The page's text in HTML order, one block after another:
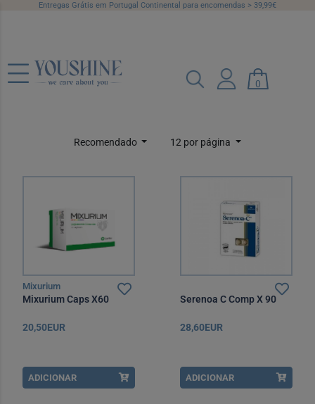
Entregas Grátis em Portugal Continental para encomendas > 39,99€
0
Suplementos
Recomendado 12 por página
Mixurium
Mixurium Caps X60
20,50EUR
ADICIONAR
Serenoa C Comp X 90
28,60EUR
ADICIONAR